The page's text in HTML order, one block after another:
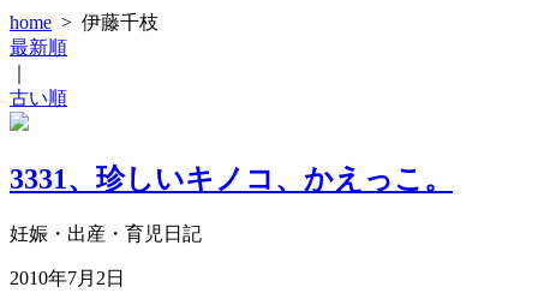
home > 伊藤千枝
最新順
古い順
3331、珍しいキノコ、かえっこ。
妊娠・出産・育児日記
2010年7月2日